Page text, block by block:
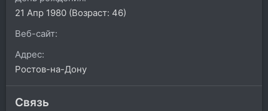
21 Апр 1980 (Возраст: 46)
Веб-сайт
Адрес
Ростов-на-Дону
Связь